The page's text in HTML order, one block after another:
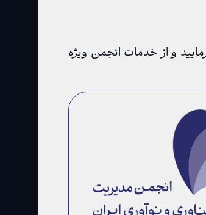
و از خدمات انجمن ویژه